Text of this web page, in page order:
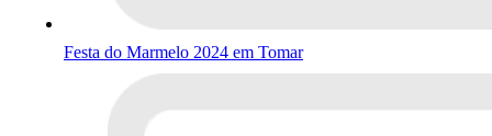
Festa do Marmelo 2024 em Tomar